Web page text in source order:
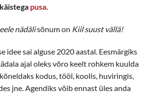
pusa.
nädälisõnum on Kiil suust vällä!
idee sai alguse 2020 aastal. Eesmärgiks
ajal oleks võro keelt rohkem kuulda
kodus, tööl, koolis, huviringis,
jne. Agendiks võib ennast üles anda